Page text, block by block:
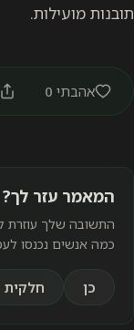
תובנות מועילות.
אהבתי 0
המאמר עזר לך?
התשובה שלך עוזרת
כמה אנשים נכנסו
כן חלקית